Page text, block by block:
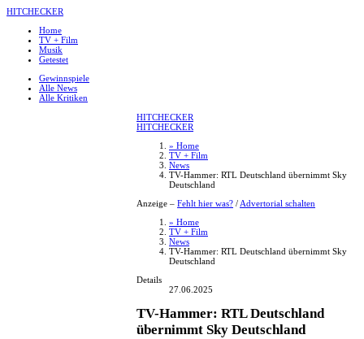
HITCHECKER
Home
TV + Film
Musik
Getestet
Gewinnspiele
Alle News
Alle Kritiken
HITCHECKER
HITCHECKER
» Home
TV + Film
News
TV-Hammer: RTL Deutschland übernimmt Sky
Deutschland
Anzeige – Fehlt hier was? / Advertorial schalten
» Home
TV + Film
News
TV-Hammer: RTL Deutschland übernimmt Sky
Deutschland
Details
27.06.2025
TV-Hammer: RTL Deutschland
übernimmt Sky Deutschland